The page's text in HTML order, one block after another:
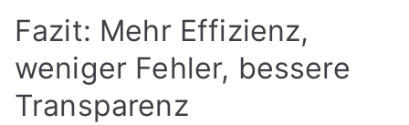
Fazit: Mehr Effizienz,
weniger Fehler, bessere
Transparenz